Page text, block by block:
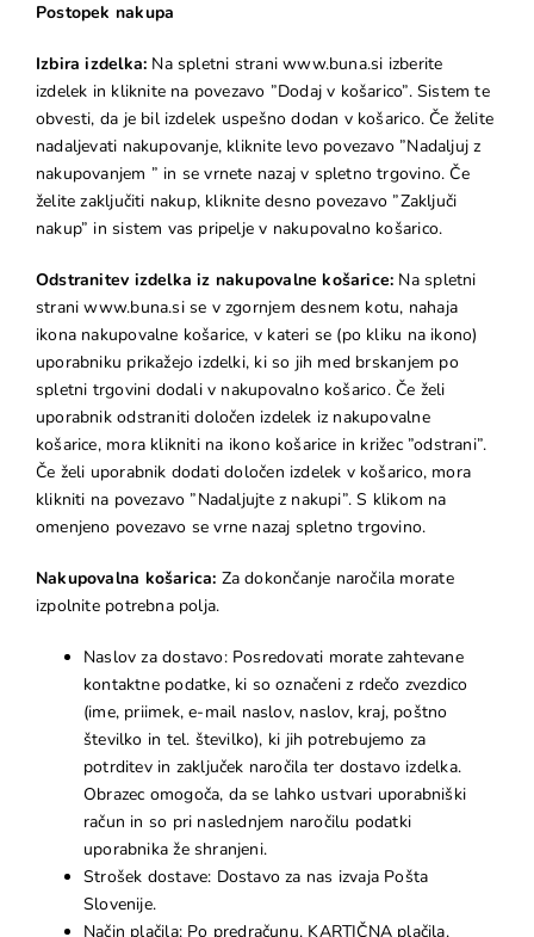
Postopek nakupa
Izbira izdelka: Na spletni strani www.buna.si izberite
izdelek in kliknite na povezavo ”Dodaj v košarico”. Sistem te
obvesti, da je bil izdelek uspešno dodan v košarico. Če želite
nadaljevati nakupovanje, kliknite levo povezavo ”Nadaljuj z
nakupovanjem ” in se vrnete nazaj v spletno trgovino. Če
želite zaključiti nakup, kliknite desno povezavo ”Zaključi
nakup” in sistem vas pripelje v nakupovalno košarico.
Odstranitev izdelka iz nakupovalne košarice: Na spletni
strani www.buna.si se v zgornjem desnem kotu, nahaja
ikona nakupovalne košarice, v kateri se (po kliku na ikono)
uporabniku prikažejo izdelki, ki so jih med brskanjem po
spletni trgovini dodali v nakupovalno košarico. Če želi
uporabnik odstraniti določen izdelek iz nakupovalne
košarice, mora klikniti na ikono košarice in križec ”odstrani”.
Če želi uporabnik dodati določen izdelek v košarico, mora
klikniti na povezavo ”Nadaljujte z nakupi”. S klikom na
omenjeno povezavo se vrne nazaj spletno trgovino.
Nakupovalna košarica: Za dokončanje naročila morate
izpolnite potrebna polja.
Naslov za dostavo: Posredovati morate zahtevane
kontaktne podatke, ki so označeni z rdečo zvezdico
(ime, priimek, e-mail naslov, naslov, kraj, poštno
številko in tel. številko), ki jih potrebujemo za
potrditev in zaključek naročila ter dostavo izdelka.
Obrazec omogoča, da se lahko ustvari uporabniški
račun in so pri naslednjem naročilu podatki
uporabnika že shranjeni.
Strošek dostave: Dostavo za nas izvaja Pošta
Slovenije.
Način plačila: Po predračunu. KARTIČNA plačila.